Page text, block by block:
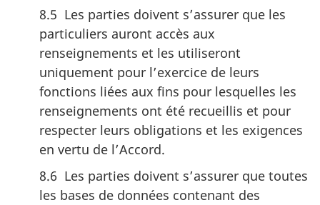
8.5 Les parties doivent s’assurer que les
particuliers auront accès aux
renseignements et les utiliseront
uniquement pour l’exercice de leurs
fonctions liées aux fins pour lesquelles les
renseignements ont été recueillis et pour
respecter leurs obligations et les exigences
en vertu de l’Accord.
8.6 Les parties doivent s’assurer que toutes
les bases de données contenant des